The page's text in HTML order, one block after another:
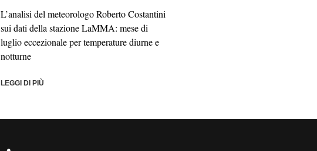
L’analisi del meteorologo Roberto Costantini
sui dati della stazione LaMMA: mese di
luglio eccezionale per temperature diurne e
notturne
LEGGI DI PIÙ